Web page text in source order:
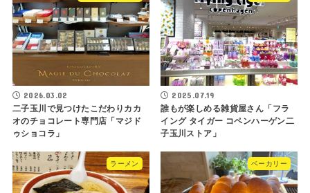
2026.03.02
二子玉川で見つけたこだわりカカ
オのチョコレート専門店「マジド
ゥショコラ」
2025.07.19
誰もが楽しめる雑貨屋さん「フラ
イング タイガー コペンハーゲン二
子玉川ストア」
ラーメン ベーカリー